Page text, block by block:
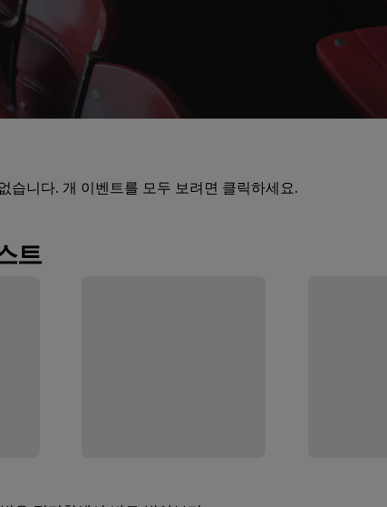
습니다. 개 이벤트를 모두 보려면 클릭하세요.
트